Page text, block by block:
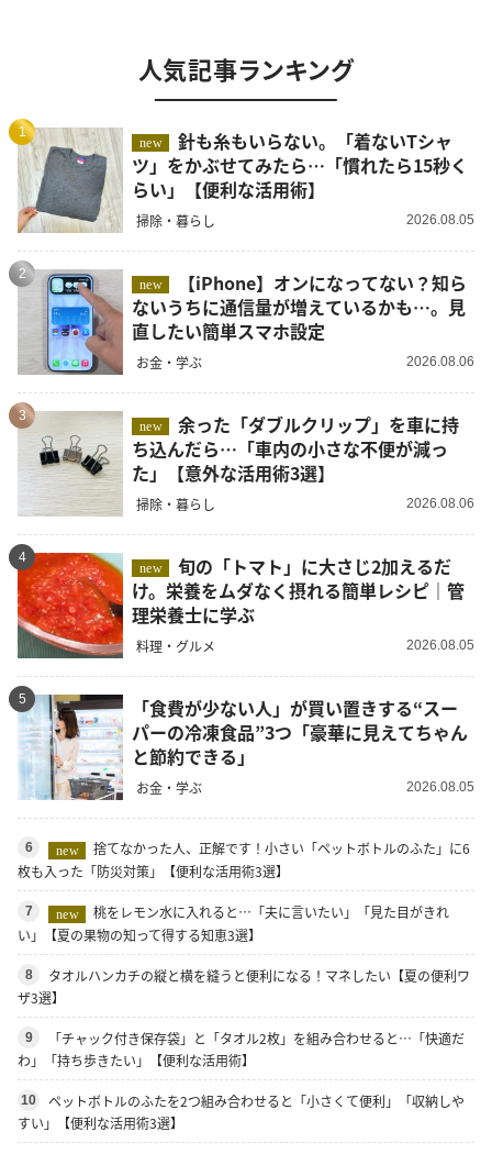
人気記事ランキング
1
new
針も糸もいらない。「着ないTシャ
ツ」をかぶせてみたら…「慣れたら15秒く
らい」【便利な活用術】
掃除・暮らし 2026.08.05
2
new
ないうちに通信量が増えているかも…。見
直したい簡単スマホ設定
お金・学ぶ 2026.08.06
3
new
余った「ダブルクリップ」を車に持
ち込んだら…「車内の小さな不便が減っ
た」【意外な活用術3選】
掃除・暮らし 2026.08.06
4
new
旬の「トマト」に大さじ2加えるだ
け。栄養をムダなく摂れる簡単レシピ｜管
理栄養士に学ぶ
料理・グルメ 2026.08.05
5
「食費が少ない人」が買い置きする“スー
パーの冷凍食品”3つ「豪華に見えてちゃん
と節約できる」
お金・学ぶ 2026.08.05
6 new
捨てなかった人、正解です！小さい「ペットボトルのふた」に6
枚も入った「防災対策」【便利な活用術3選】
7 new
桃をレモン水に入れると…「夫に言いたい」「見た目がきれ
い」【夏の果物の知って得する知恵3選】
8
タオルハンカチの縦と横を縫うと便利になる！マネしたい【夏の便利ワ
ザ3選】
9
「チャック付き保存袋」と「タオル2枚」を組み合わせると…「快適だ
わ」「持ち歩きたい」【便利な活用術】
10
ペットボトルのふたを2つ組み合わせると「小さくて便利」「収納しや
すい」【便利な活用術3選】